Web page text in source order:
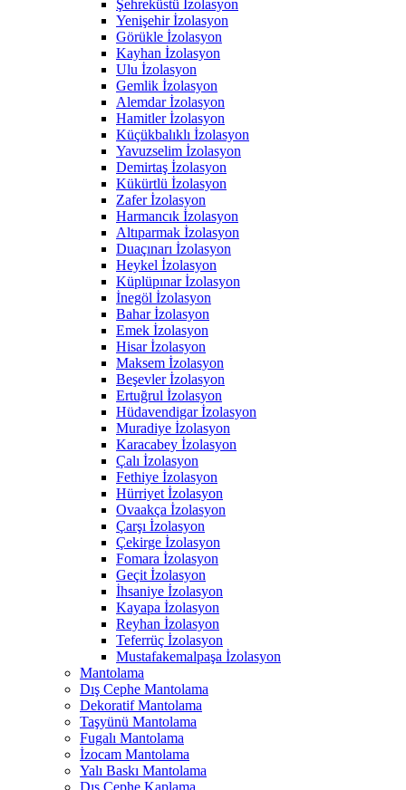
Şehreküstü İzolasyon
Yenişehir İzolasyon
Görükle İzolasyon
Kayhan İzolasyon
Ulu İzolasyon
Gemlik İzolasyon
Alemdar İzolasyon
Hamitler İzolasyon
Küçükbalıklı İzolasyon
Yavuzselim İzolasyon
Demirtaş İzolasyon
Kükürtlü İzolasyon
Zafer İzolasyon
Harmancık İzolasyon
Altıparmak İzolasyon
Duaçınarı İzolasyon
Heykel İzolasyon
Küplüpınar İzolasyon
İnegöl İzolasyon
Bahar İzolasyon
Emek İzolasyon
Hisar İzolasyon
Maksem İzolasyon
Beşevler İzolasyon
Ertuğrul İzolasyon
Hüdavendigar İzolasyon
Muradiye İzolasyon
Karacabey İzolasyon
Çalı İzolasyon
Fethiye İzolasyon
Hürriyet İzolasyon
Ovaakça İzolasyon
Çarşı İzolasyon
Çekirge İzolasyon
Fomara İzolasyon
Geçit İzolasyon
İhsaniye İzolasyon
Kayapa İzolasyon
Reyhan İzolasyon
Teferrüç İzolasyon
Mustafakemalpaşa İzolasyon
Mantolama
Dış Cephe Mantolama
Dekoratif Mantolama
Taşyünü Mantolama
Fugalı Mantolama
İzocam Mantolama
Yalı Baskı Mantolama